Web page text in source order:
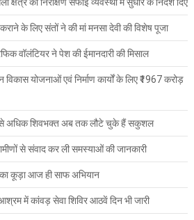
के लिए संतों ने की मां मनसा देवी की विशेष पूजा
वॉलंटियर ने पेश की ईमानदारी की मिसाल
विकास योजनाओं एवं निर्माण कार्यों के लिए ₹1967 करोड़
अधिक शिवभक्त अब तक लौटे चुके हैं सकुशल
से संवाद कर ली समस्याओं की जानकारी
कूड़ा आज ही साफ अभियान
में कांवड़ सेवा शिविर आठवें दिन भी जारी